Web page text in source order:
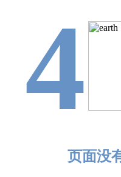
4
页面没